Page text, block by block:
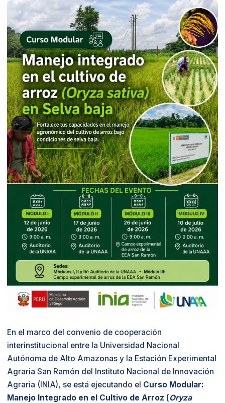
En el marco del convenio de cooperación
interinstitucional entre la Universidad Nacional
Autónoma de Alto Amazonas y la Estación Experimental
Agraria San Ramón del Instituto Nacional de Innovación
Agraria (INIA), se está ejecutando el Curso Modular:
Manejo Integrado en el Cultivo de Arroz (Oryza